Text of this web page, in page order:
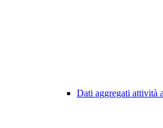
Dati aggregati attività